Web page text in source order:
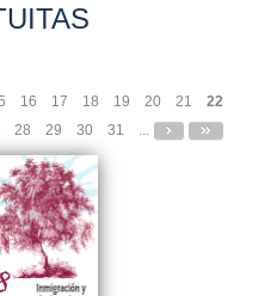
16 17 18 19 20 21
22
28 29 30 31